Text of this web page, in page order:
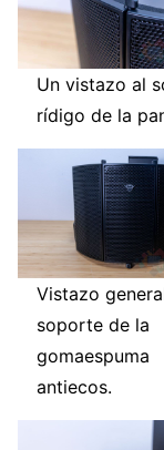
Un vistazo al
rídigo de la
Vistazo
soporte de la
gomaespuma
antiecos.